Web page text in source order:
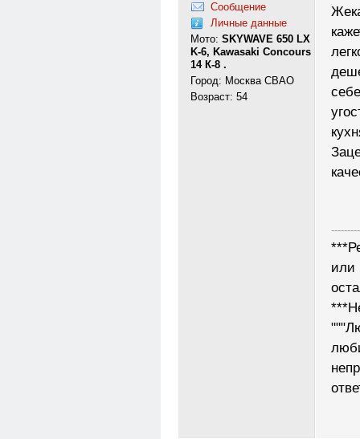
Сообщение
Личные данные
Мото: SKYWAVE 650 LX
K-6, Kawasaki Concours
14 К-8 .
Город: Москва СВАО
Возраст: 54
или